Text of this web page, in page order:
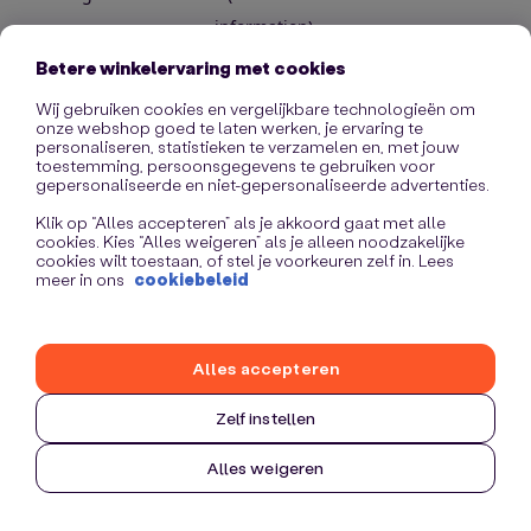
information).
Betere winkelervaring met cookies
Wij gebruiken cookies en vergelijkbare technologieën om
onze webshop goed te laten werken, je ervaring te
personaliseren, statistieken te verzamelen en, met jouw
toestemming, persoonsgegevens te gebruiken voor
gepersonaliseerde en niet-gepersonaliseerde advertenties.
Klik op “Alles accepteren” als je akkoord gaat met alle
cookies. Kies “Alles weigeren” als je alleen noodzakelijke
cookies wilt toestaan, of stel je voorkeuren zelf in. Lees
meer in ons cookiebeleid
Zelf instellen
Alles weigeren
Alles accepteren